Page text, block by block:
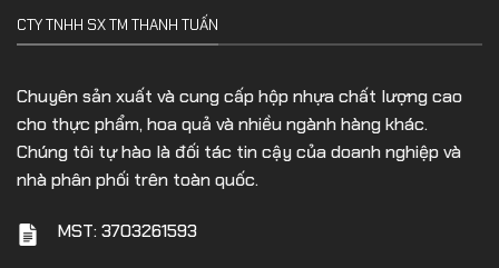
CTY TNHH SX TM THANH TUẤN
Chuyên sản xuất và cung cấp hộp nhựa chất lượng cao
cho thực phẩm, hoa quả và nhiều ngành hàng khác.
Chúng tôi tự hào là đối tác tin cậy của doanh nghiệp và
nhà phân phối trên toàn quốc.
MST: 3703261593